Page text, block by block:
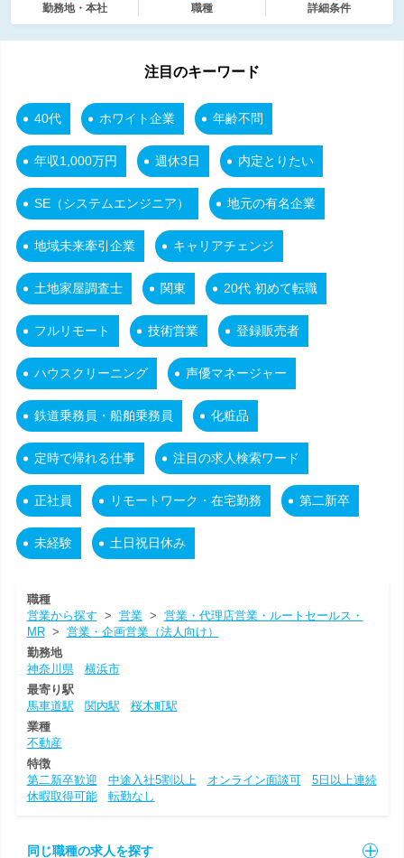
勤務地・本社 職種 詳細条件
注目のキーワード
40代 ホワイト企業 年齢不問
年収1,000万円 週休3日 内定とりたい
SE（システムエンジニア） 地元の有名企業
地域未来牽引企業 キャリアチェンジ
土地家屋調査士 関東 20代 初めて転職
フルリモート 技術営業 登録販売者
ハウスクリーニング 声優マネージャー
鉄道乗務員・船舶乗務員 化粧品
定時で帰れる仕事 注目の求人検索ワード
正社員 リモートワーク・在宅勤務 第二新卒
未経験 土日祝日休み
職種
営業から探す > 営業> 営業・代理店営業・ルートセールス・
MR> 営業・企画営業（法人向け）
勤務地
神奈川県
横浜市
最寄り駅
馬車道駅
関内駅
桜木町駅
業種
不動産
特徴
第二新卒歓迎
中途入社5割以上 オンライン面談可
5日以上連続
休暇取得可能
転勤なし
同じ職種の求人を探す